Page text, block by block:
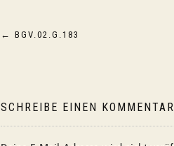
Beitragsnavigation
← BGV.02.G.183
SCHREIBE EINEN KOMMENTAR